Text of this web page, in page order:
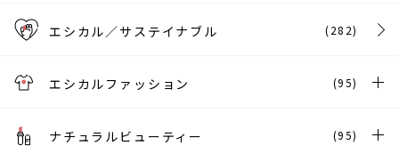
エシカル／サステイナブル (282)
エシカルファッション (95)
ナチュラルビューティー (95)